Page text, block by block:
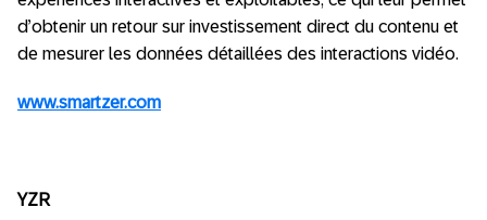
d’obtenir un retour sur investissement direct du contenu et
de mesurer les données détaillées des interactions vidéo.
www.smartzer.com
YZR